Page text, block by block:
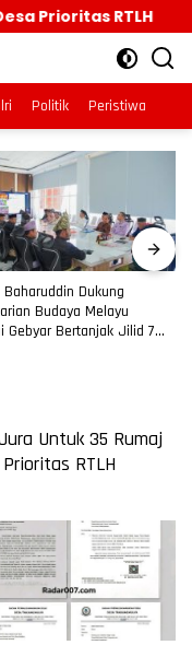
RTLH
Politik Peristiwa
Dukung
Budaya Melayu
Gebyar Bertanjak Jilid 7
Untuk 35 Rumaj
RTLH